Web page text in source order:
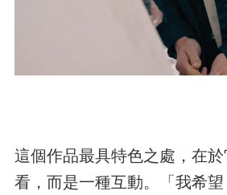
這個作品最具特色之處，在
看，而是一種互動。「我希